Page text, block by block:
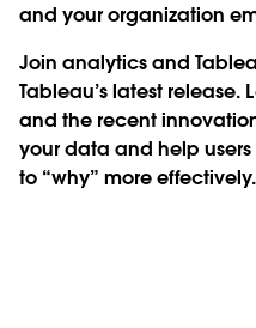
and your organization
Join analytics and
Tableau’s latest release.
and the recent
your data and help
to “why” more effectively.